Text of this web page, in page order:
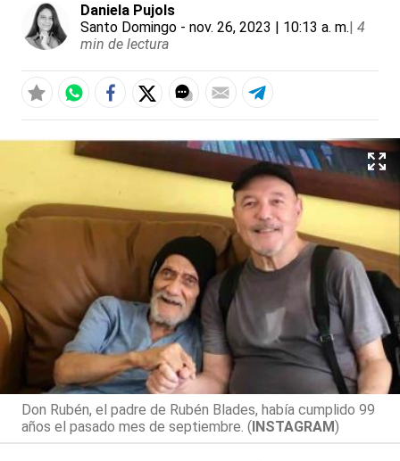
Daniela Pujols
Santo Domingo - nov. 26, 2023 | 10:13 a. m.| 4
min de lectura
Don Rubén, el padre de Rubén Blades, había cumplido 99
años el pasado mes de septiembre. (INSTAGRAM)